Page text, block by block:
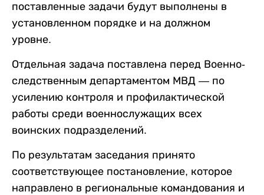
поставленные задачи будут выполнены в
установленном порядке и на должном
уровне.
Отдельная задача поставлена перед Военно-
следственным департаментом МВД — по
усилению контроля и профилактической
работы среди военнослужащих всех
воинских подразделений.
По результатам заседания принято
соответствующее постановление, которое
направлено в региональные командования и